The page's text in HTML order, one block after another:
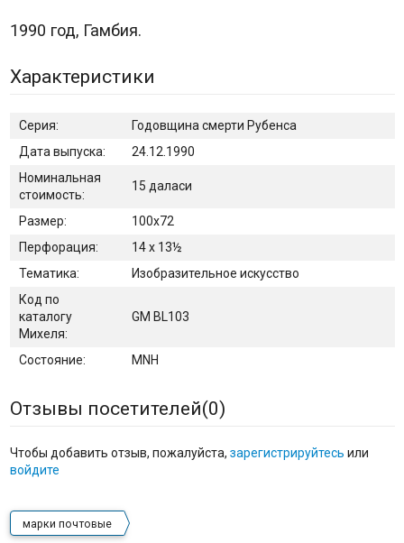
1990 год, Гамбия.
Характеристики
Серия:
Годовщина смерти Рубенса
Дата выпуска:
24.12.1990
Номинальная
стоимость:
15 даласи
Размер:
100х72
Перфорация:
14 x 13½
Тематика:
Изобразительное искусство
Код по
каталогу
Михеля:
GM BL103
Состояние: MNH
Отзывы посетителей(0)
Чтобы добавить отзыв, пожалуйста, зарегистрируйтесь или
войдите
марки почтовые